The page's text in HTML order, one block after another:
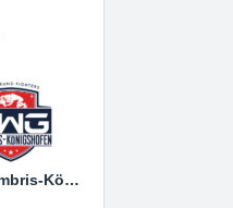
RWG Mömbris-Königshofen